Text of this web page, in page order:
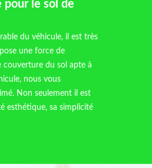
pour le sol de
du véhicule, il est très
une force de
couverture du sol apte à
nous vous
Non seulement il est
esthétique, sa simplicité